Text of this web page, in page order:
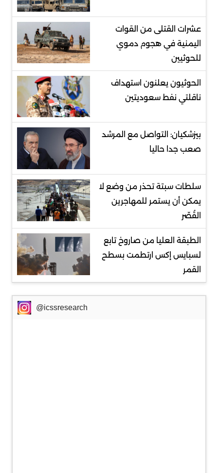
عشرات القتلى من القوات
اليمنية في هجوم دموي
للحوثيين
الحوثيون يعلنون استهداف
ناقلتي نفط سعوديتين
بيزشكيان: التواصل مع المرشد
صعب جدا حاليا
سلطات سبتة تحذر من وضع لا
يمكن أن يستمر للمهاجرين
القُصّر
الطبقة العليا من صاروخ تابع
لسبايس إكس ارتطمت بسطح
القمر
@icssresearch